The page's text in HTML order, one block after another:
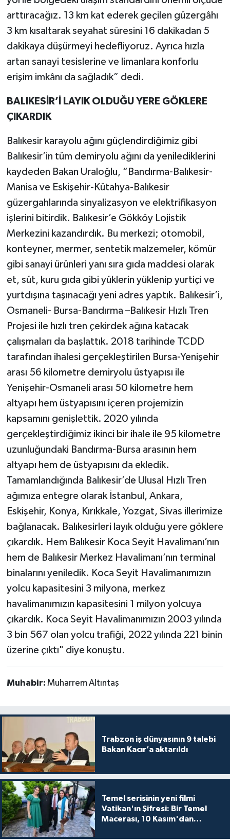
arttıracağız. 13 km kat ederek geçilen güzergâhı
3 km kısaltarak seyahat süresini 16 dakikadan 5
dakikaya düşürmeyi hedefliyoruz. Ayrıca hızla
artan sanayi tesislerine ve limanlara konforlu
erişim imkânı da sağladık” dedi.
BALIKESİR’İ LAYIK OLDUĞU YERE GÖKLERE
ÇIKARDIK
Balıkesir karayolu ağını güçlendirdiğimiz gibi
Balıkesir’in tüm demiryolu ağını da yenilediklerini
kaydeden Bakan Uraloğlu, “Bandırma-Balıkesir-
Manisa ve Eskişehir-Kütahya-Balıkesir
güzergahlarında sinyalizasyon ve elektrifikasyon
işlerini bitirdik. Balıkesir’e Gökköy Lojistik
Merkezini kazandırdık. Bu merkezi; otomobil,
konteyner, mermer, sentetik malzemeler, kömür
gibi sanayi ürünleri yanı sıra gıda maddesi olarak
et, süt, kuru gıda gibi yüklerin yüklenip yurtiçi ve
yurtdışına taşınacağı yeni adres yaptık. Balıkesir’i,
Osmaneli- Bursa-Bandırma –Balıkesir Hızlı Tren
Projesi ile hızlı tren çekirdek ağına katacak
çalışmaları da başlattık. 2018 tarihinde TCDD
tarafından ihalesi gerçekleştirilen Bursa-Yenişehir
arası 56 kilometre demiryolu üstyapısı ile
Yenişehir-Osmaneli arası 50 kilometre hem
altyapı hem üstyapısını içeren projemizin
kapsamını genişlettik. 2020 yılında
gerçekleştirdiğimiz ikinci bir ihale ile 95 kilometre
uzunluğundaki Bandırma-Bursa arasının hem
altyapı hem de üstyapısını da ekledik.
Tamamlandığında Balıkesir’de Ulusal Hızlı Tren
ağımıza entegre olarak İstanbul, Ankara,
Eskişehir, Konya, Kırıkkale, Yozgat, Sivas illerimize
bağlanacak. Balıkesirleri layık olduğu yere göklere
çıkardık. Hem Balıkesir Koca Seyit Havalimanı’nın
hem de Balıkesir Merkez Havalimanı’nın terminal
binalarını yeniledik. Koca Seyit Havalimanımızın
yolcu kapasitesini 3 milyona, merkez
havalimanımızın kapasitesini 1 milyon yolcuya
çıkardık. Koca Seyit Havalimanımızın 2003 yılında
3 bin 567 olan yolcu trafiği, 2022 yılında 221 binin
üzerine çıktı" diye konuştu.
Muhabir: Muharrem Altıntaş
Trabzon iş dünyasının 9 talebi
Bakan Kacır’a aktarıldı
Temel serisinin yeni filmi
Vatikan'ın Şifresi: Bir Temel
Macerası, 10 Kasım'dan